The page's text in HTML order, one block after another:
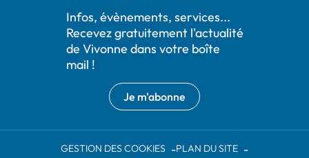
Infos, évènements, services...
Recevez gratuitement l'actualité
de Vivonne dans votre boîte
mail !
Je m'abonne
GESTION DES COOKIES PLAN DU SITE